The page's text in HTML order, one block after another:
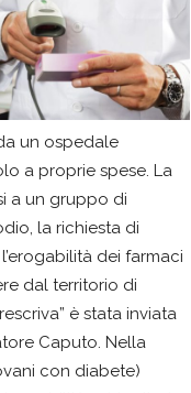
un ospedale
a proprie spese. La
a un gruppo di
la richiesta di
dei farmaci
dal territorio di
è stata inviata
Caputo. Nella
con diabete)